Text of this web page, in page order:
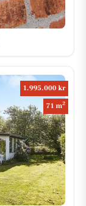
1.995.000 kr
71 m2